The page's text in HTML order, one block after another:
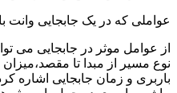
عواملی که در یک جابجایی وانت
از عوامل موثر در جابجایی می
نوع مسیر از مبدا تا
باربری و زمان جابجایی اشاره